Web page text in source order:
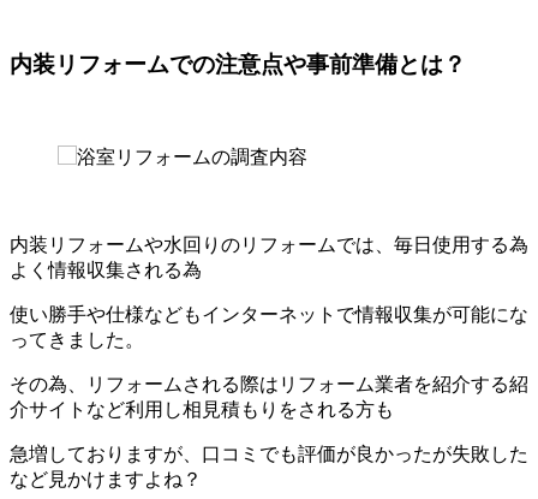
内装リフォームでの注意点や事前準備とは？
内装リフォームや水回りのリフォームでは、毎日使用する為
よく情報収集される為
使い勝手や仕様などもインターネットで情報収集が可能にな
ってきました。
その為、リフォームされる際はリフォーム業者を紹介する紹
介サイトなど利用し相見積もりをされる方も
急増しておりますが、口コミでも評価が良かったが失敗した
など見かけますよね？